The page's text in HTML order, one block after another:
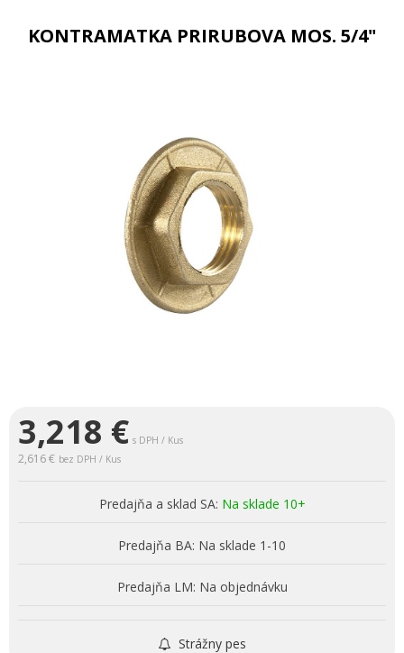
KONTRAMATKA PRIRUBOVA MOS. 5/4"
3,218 € s DPH / Kus
2,616 € bez DPH / Kus
Predajňa a sklad SA: Na sklade 10+
Predajňa BA: Na sklade 1-10
Predajňa LM: Na objednávku
Strážny pes